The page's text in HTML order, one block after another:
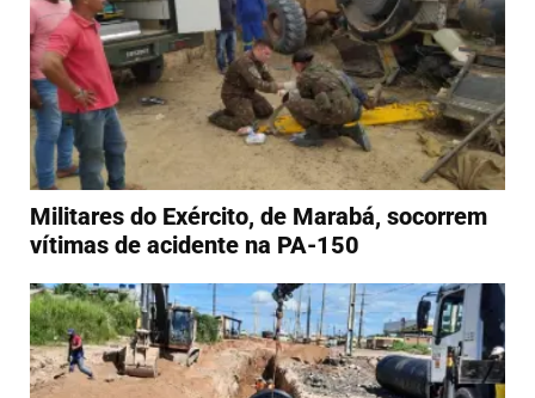
Militares do Exército, de Marabá, socorrem
vítimas de acidente na PA-150